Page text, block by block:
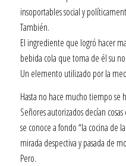
insoportables social y
También.
El ingrediente que logró hacer
bebida cola que toma de él su
Un elemento utilizado por la
Hasta no hace mucho tiempo se
Señores autorizados decían
se conoce a fondo “la cocina de
mirada despectiva y pasada de
Pero.